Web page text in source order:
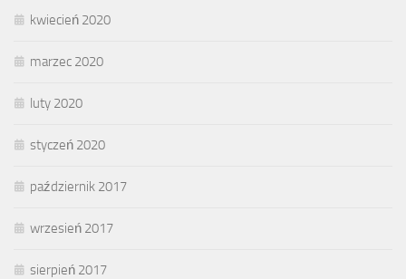
kwiecień 2020
marzec 2020
luty 2020
styczeń 2020
październik 2017
wrzesień 2017
sierpień 2017